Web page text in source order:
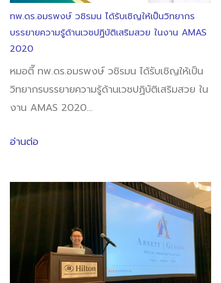
ทพ.ดร.อมรพงษ์ วชิรมน ได้รับเชิญให้เป็นวิทยากร
บรรยายความรู้ด้านเวชปฏิบัติเสริมสวย ในงาน AMAS
2020
หมอตี๊ ทพ.ดร.อมรพงษ์ วชิรมน ได้รับเชิญให้เป็น
วิทยากรบรรยายความรู้ด้านเวชปฏิบัติเสริมสวย ใน
งาน AMAS 2020…
อ่านต่อ